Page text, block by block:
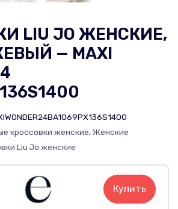
LIU JO ЖЕНСКИЕ,
— MAXI
кроссовки женские,Женские
Liu Jo женские
Купить